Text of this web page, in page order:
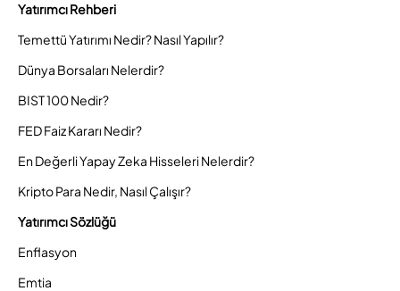
Yatırımcı Rehberi
Temettü Yatırımı Nedir? Nasıl Yapılır?
Dünya Borsaları Nelerdir?
BIST 100 Nedir?
FED Faiz Kararı Nedir?
En Değerli Yapay Zeka Hisseleri Nelerdir?
Kripto Para Nedir, Nasıl Çalışır?
Yatırımcı Sözlüğü
Enflasyon
Emtia